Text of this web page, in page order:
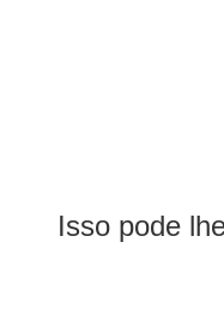
Isso pode